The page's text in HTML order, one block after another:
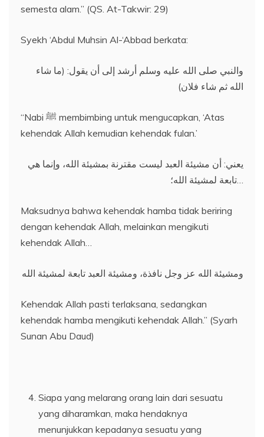
semesta alam.” (QS. At-Takwir: 29)
Syekh ‘Abdul Muhsin Al-‘Abbad berkata:
والنبي صلى الله عليه وسلم أرشد إلى أن يقول: (ما شاء
الله ثم شاء فلان)
“Nabi ﷺ membimbing untuk mengucapkan, ‘Atas
kehendak Allah kemudian kehendak fulan.’
يعني: أن مشيئة العبد ليست مقترنة بمشيئة الله، وإنما هي
تابعة لمشيئة الله؛…
Maksudnya bahwa kehendak hamba tidak beriring
dengan kehendak Allah, melainkan mengikuti
kehendak Allah…
ومشيئة الله عز وجل نافذة، ومشيئة العبد تابعة لمشيئة الله
Kehendak Allah pasti terlaksana, sedangkan
kehendak hamba mengikuti kehendak Allah.” (Syarh
Sunan Abu Daud)
Siapa yang melarang orang lain dari sesuatu
yang diharamkan, maka hendaknya
menunjukkan kepadanya sesuatu yang